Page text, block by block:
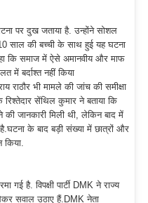
पर दुख जताया है. उन्होंने सोशल
साल की बच्ची के साथ हुई यह घटना
कि समाज में ऐसे अमानवीय और माफ
में बर्दाश्त नहीं किया
राठौर भी मामले की जांच की समीक्षा
सेंथिल कुमार ने बताया कि
की जानकारी मिली थी, लेकिन बाद में
के बाद बड़ी संख्या में छात्रों और
किया.
गई है. विपक्षी पार्टी DMK ने राज्य
सवाल उठाए हैं.DMK नेता